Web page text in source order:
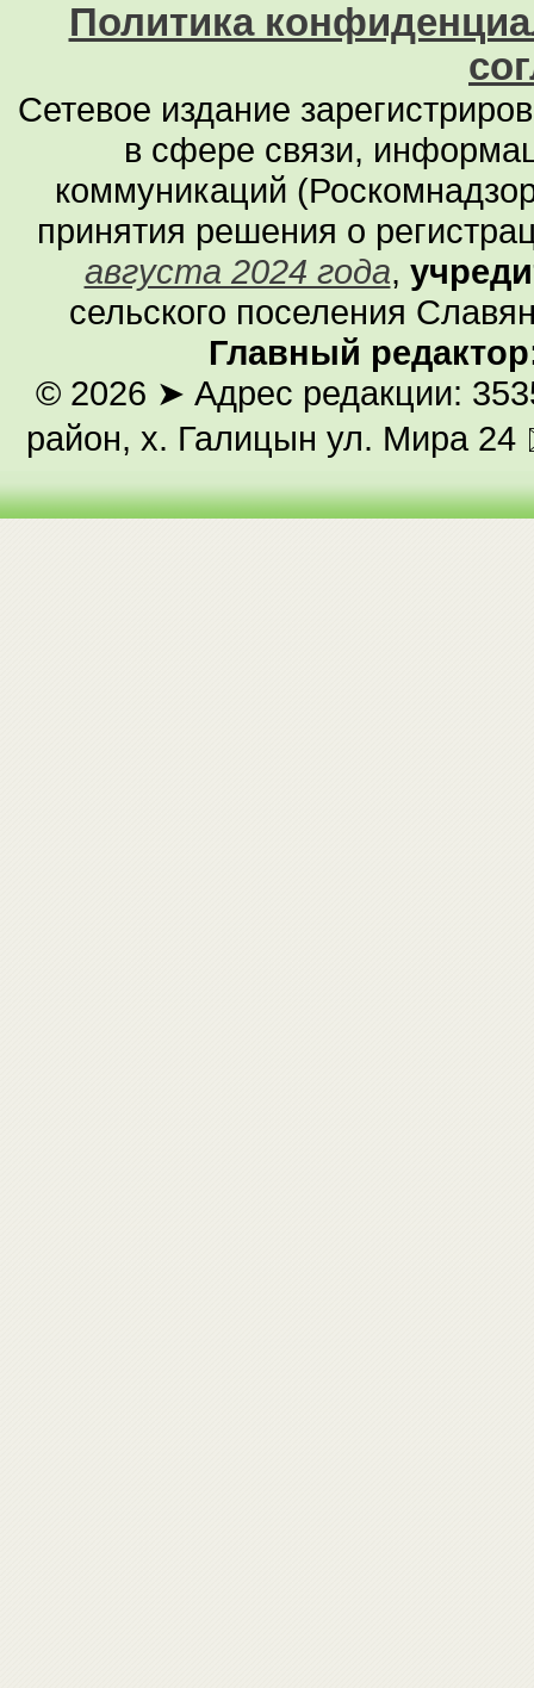
Политика
Сетевое издание
в сфере связи,
коммуникаций
принятия решения о
августа 2024 года,
сельского поселения
Главный
© 2026 ➤ Адрес редакции:
район, х. Галицын ул. Мира